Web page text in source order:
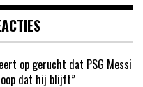
op gerucht dat PSG Messi
dat hij blijft”